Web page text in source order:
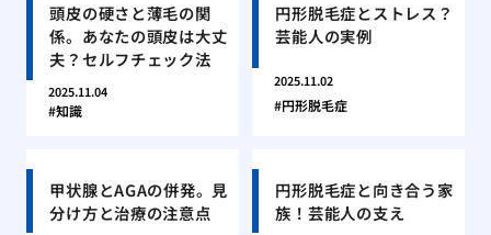
頭皮の硬さと薄毛の関
係。あなたの頭皮は大丈
夫？セルフチェック法
2025.11.04
知識
円形脱毛症とストレス？
芸能人の実例
2025.11.02
円形脱毛症
甲状腺とAGAの併発。見
分け方と治療の注意点
円形脱毛症と向き合う家
族！芸能人の支え